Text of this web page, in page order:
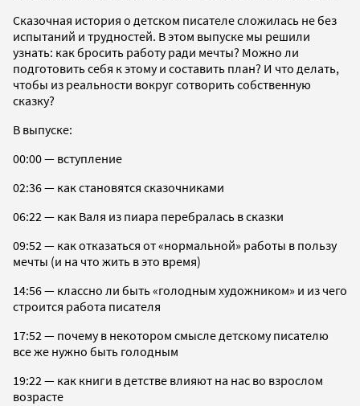
Сказочная история о детском писателе сложилась не без
испытаний и трудностей. В этом выпуске мы решили
узнать: как бросить работу ради мечты? Можно ли
подготовить себя к этому и составить план? И что делать,
чтобы из реальности вокруг сотворить собственную
сказку?
В выпуске:
00:00 — вступление
02:36 — как становятся сказочниками
06:22 — как Валя из пиара перебралась в сказки
09:52 — как отказаться от «нормальной» работы в пользу
мечты (и на что жить в это время)
14:56 — классно ли быть «голодным художником» и из чего
строится работа писателя
17:52 — почему в некотором смысле детскому писателю
все же нужно быть голодным
19:22 — как книги в детстве влияют на нас во взрослом
возрасте